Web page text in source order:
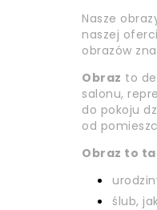
Nasze
naszej
obrazów
Obraz to
salonu,
do pokoju
od
Obraz to
ślub,